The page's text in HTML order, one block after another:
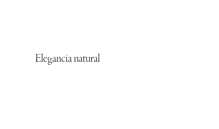
Elegancia natural